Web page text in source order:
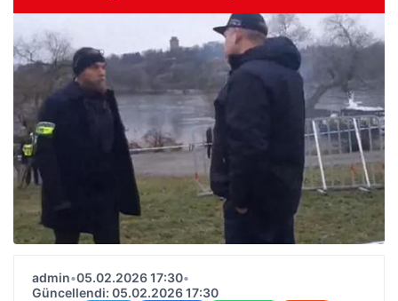
admin•05.02.2026 17:30•
Güncellendi: 05.02.2026 17:30